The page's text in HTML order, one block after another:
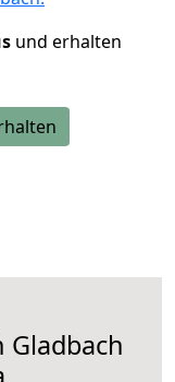
und erhalten
Gladbach